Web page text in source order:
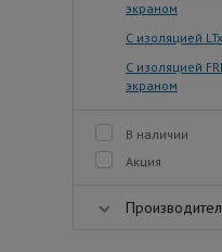
экраном
С изоляцией
С изоляцией
экраном
В наличии
Акция